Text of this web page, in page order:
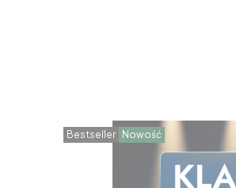
Bestseller Nowość